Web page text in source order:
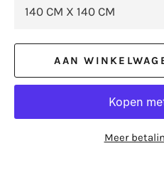
AAN
Meer